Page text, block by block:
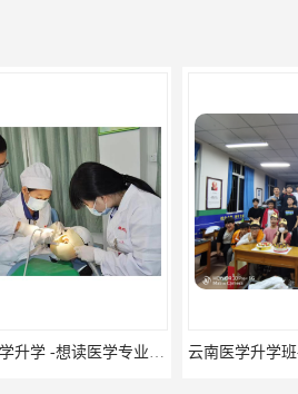
云南医学升学班-医学专业云南升学优势